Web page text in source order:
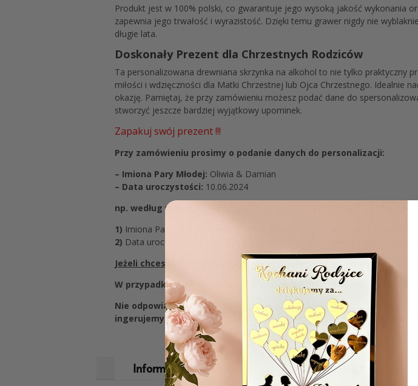
Produkt jest w 100% polski, co gwarantuje jego wysoką jakość wykonania
zapewnia jego trwałość i wyrazistość. Dzięki temu grawer nigdy nie
długie lata.
Doskonały Prezent dla Chrzestnych Rodziców
Ta personalizowana drewniana skrzynka na alkohol to nie tylko praktyczny
miłości i wdzięczności dla Matki Chrzestnej lub Ojca Chrzestnego. Idealnie
okazję. Pamiętaj, że przy zamówieniu możesz podać dane do
stworzyć jeszcze bardziej wyjątkowy upominek.
Zapakuj swój prezent !!!
Przy zamówieniu prosimy o podanie danych do personalizacji:
– Imiona Pary Młodej: Oliwia & Damian
– Data uroczystości: 10.06.2024
np. według wzoru:
1) Imiona Pary Młodej:
Oliwia & Damian (proszę nie pisać wszystkich
2) Data uroczystości:
10.06.2024 (prosimy zachować dokładnie taką
Jeżeli chcesz inną dedykację skontaktuj się z nami po adresem
W przypadku nie podania którejkolwiek z danych, produkty zostaną
Nie odpowiadamy za: wszelkiego rodzaju literówki, błędną
ingerujemy w treść, tylko ją kopiujemy i drukujemy, dlatego
Informacje dodatkowe